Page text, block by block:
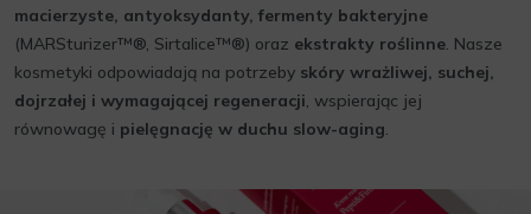
macierzyste, antyoksydanty, fermenty bakteryjne
(MARSturizer™®, Sirtalice™®) oraz ekstrakty roślinne. Nasze
kosmetyki odpowiadają na potrzeby skóry wrażliwej, suchej,
dojrzałej i wymagającej regeneracji, wspierając jej
równowagę i pielęgnację w duchu slow-aging.